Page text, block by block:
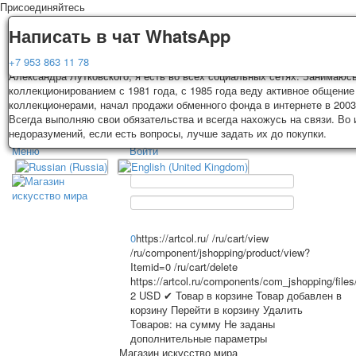
Доставка
Колоды, почтовые открытки тщательно упаковываются и
3-4 рабочих дней после оплаты. Исключение: репринт под заказ,
карт отправляются в течении 7-8 рабочих дней. Отправка
России с треком отслеживания. Цена пересылки зависит от веса и
на момент покупки. По желанию покупателя возможна отправка СДЕК
другими транспортными компаниями.
Гарантия
Вы покупаете колоды игральных карт, почтовые открытки из частной
Александра Лутковского, я есть во всех социальных сетях.
коллекционированием с 1981 года, с 1985 года веду активное
коллекционерами, начал продажи обменного фонда в интернете в
Всегда выполняю свои обязательства и всегда нахожусь на связи. Во
недоразумений, если есть вопросы, лучше задать их до покупки.
Написать в чат WhatsApp
+7 953 863 11 78
Присоединяйтесь
TPL_PROTOSTAR_TOGGLE_MENU
Главная Игральные карты
Меню
Главная
Игральные карты
Классические
Войти
0https://artcol.ru/ /ru/cart/view
/ru/component/jshopping/product/view?
Itemid=0 /ru/cart/delete
https://artcol.ru/components/com_jshopping/
2 USD ✔ Товар в корзине Товар добавлен в
корзину Перейти в корзину Удалить
Товаров: на сумму Не заданы
дополнительные параметры
Магазин искусство мира